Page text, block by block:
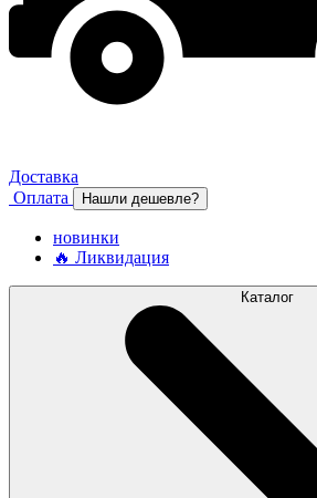
Доставка
Оплата
Нашли дешевле?
новинки
🔥 Ликвидация
Каталог